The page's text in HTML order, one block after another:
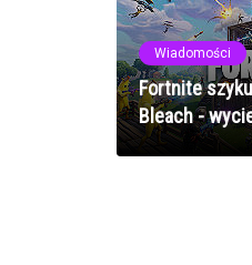
Wiadomości
Fortnite
Bleach -
anime'ową